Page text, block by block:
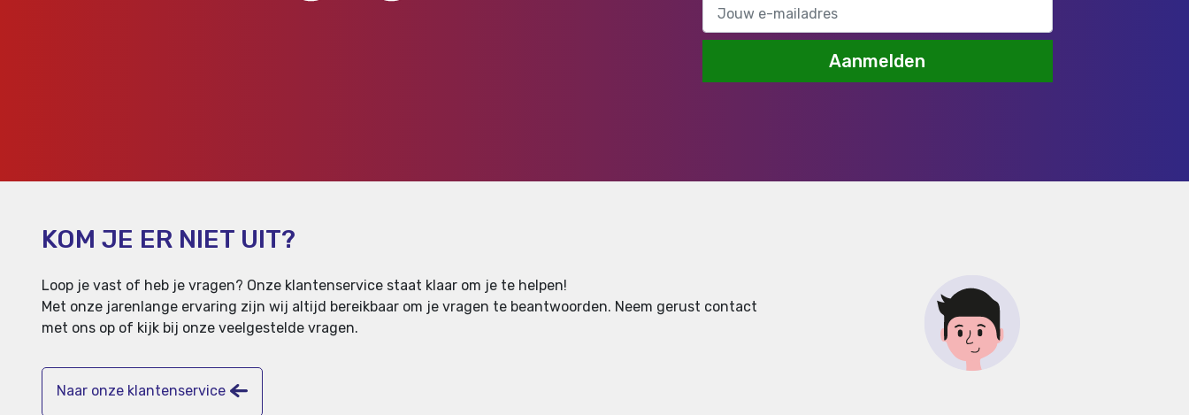
Aanmelden
KOM JE ER NIET UIT?
Loop je vast of heb je vragen? Onze klantenservice staat klaar om je te helpen!
Met onze jarenlange ervaring zijn wij altijd bereikbaar om je vragen te beantwoorden. Neem gerust contact
met ons op of kijk bij onze veelgestelde vragen.
Naar onze klantenservice